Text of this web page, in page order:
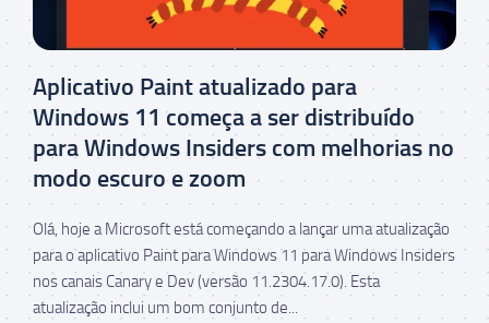
Aplicativo Paint atualizado para
Windows 11 começa a ser distribuído
para Windows Insiders com melhorias no
modo escuro e zoom
Olá, hoje a Microsoft está começando a lançar uma atualização
para o aplicativo Paint para Windows 11 para Windows Insiders
nos canais Canary e Dev (versão 11.2304.17.0). Esta
atualização inclui um bom conjunto de...